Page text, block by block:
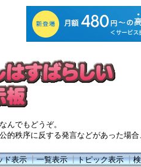
んでもどうぞ。
的秩序に反する発言などがあった場
ド表示┃一覧表示┃トピック表示┃